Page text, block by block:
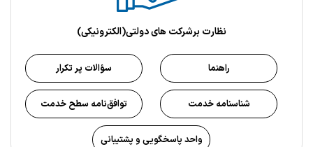
نظارت برشرکت های دولتی(الکترونیکی)
راهنما سؤالات پر تکرار
شناسنامه خدمت توافق‌نامه سطح خدمت
واحد پاسخگویی و پشتیبانی